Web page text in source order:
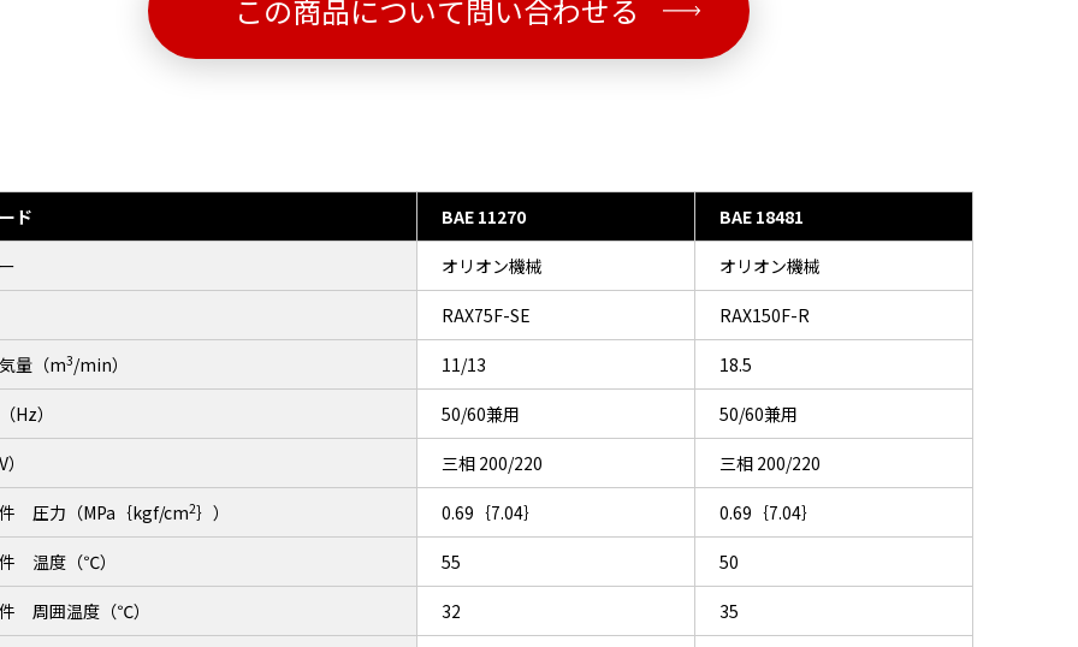
この商品について問い合わせる
ド BAE 11270 BAE 18481
オリオン機械 オリオン機械
RAX75F-SE RAX150F-R
量（m3/min） 11/13 18.5
Hz） 50/60兼用 50/60兼用
三相 200/220 三相 200/220
圧力（MPa｛kgf/cm2｝） 0.69｛7.04｝ 0.69｛7.04｝
温度（℃） 55 50
周囲温度（℃） 32 35